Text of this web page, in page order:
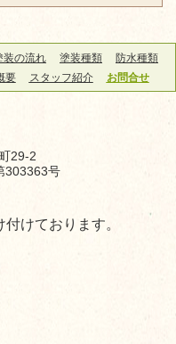
装の流れ 塗装種類
防水種類
要 スタッフ紹介 お問合せ
29-2
303363号
けております。